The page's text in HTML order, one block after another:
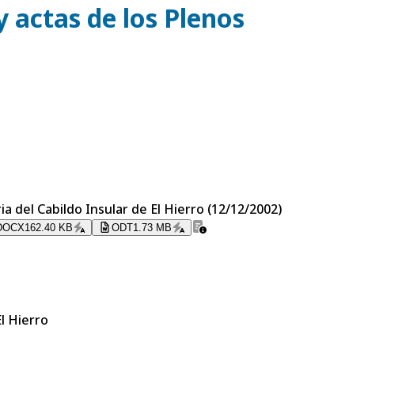
actas de los Plenos
del Cabildo Insular de El Hierro (12/12/2002)
162.40 KB ODT1.73 MB
Hierro